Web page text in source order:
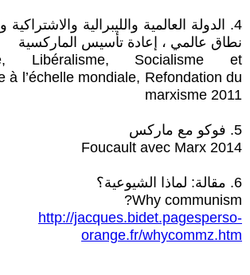
4. الدولة العالمية والليبرالية
نطاق عالمي ، إعادة تأسيس الماركسية
Libéralisme, Socialisme et
à l’échelle mondiale, Refondation du
marxisme 2011
5. فوكو مع ماركس
Foucault avec Marx 2014
6. مقالة: لماذا الشيوعية؟
Why communism?
http://jacques.bidet.pagesperso-
orange.fr/whycommz.htm